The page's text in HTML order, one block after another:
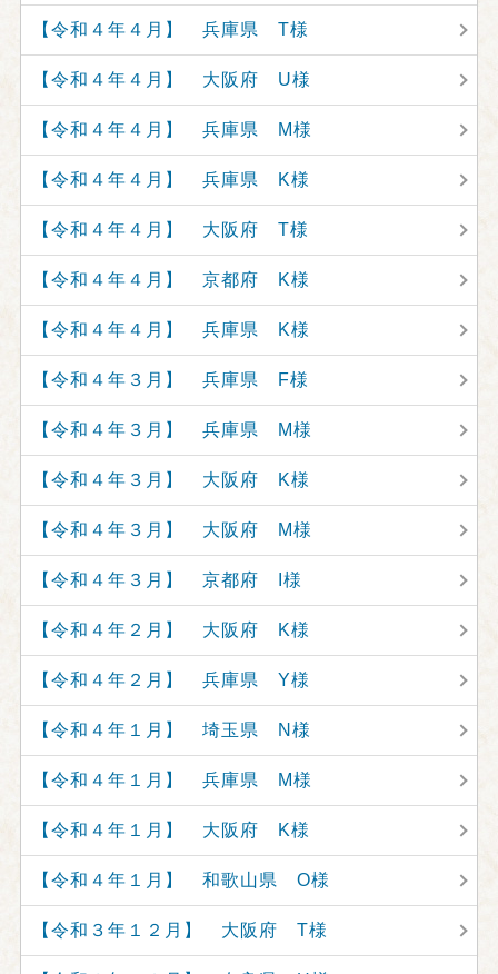
【令和４年４月】 兵庫県 T様
【令和４年４月】 大阪府 U様
【令和４年４月】 兵庫県 M様
【令和４年４月】 兵庫県 K様
【令和４年４月】 大阪府 T様
【令和４年４月】 京都府 K様
【令和４年４月】 兵庫県 K様
【令和４年３月】 兵庫県 F様
【令和４年３月】 兵庫県 M様
【令和４年３月】 大阪府 K様
【令和４年３月】 大阪府 M様
【令和４年３月】 京都府 I様
【令和４年２月】 大阪府 K様
【令和４年２月】 兵庫県 Y様
【令和４年１月】 埼玉県 N様
【令和４年１月】 兵庫県 M様
【令和４年１月】 大阪府 K様
【令和４年１月】 和歌山県 O様
【令和３年１２月】 大阪府 T様